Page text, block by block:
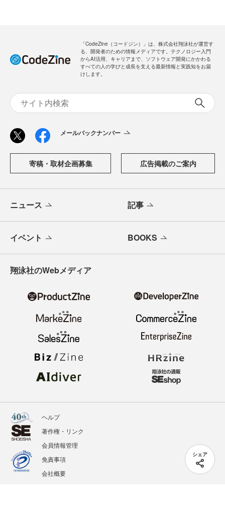
シェア
「CodeZine（コードジン）」は、株式会社翔泳社が運営す
る、開発者のための情報メディアです。テクノロジー入門
からAI活用、キャリアまで、ソフトウェア開発にかかわる
すべての人の学びと成長を支える最新情報と実践知をお届
けします。
メールバックナンバー
寄稿・取材企画募集 広告掲載のご案内
ニュース 記事
イベント BOOKS
翔泳社のWebメディア
ヘルプ
著作権・リンク
会員情報管理
免責事項
会社概要